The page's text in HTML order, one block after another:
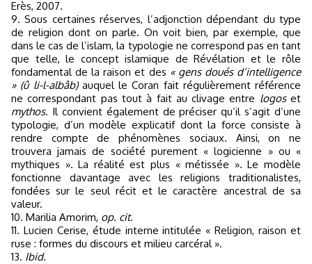
Erès, 2007.
9. Sous certaines réserves, l’adjonction dépendant du type
de religion dont on parle. On voit bien, par exemple, que
dans le cas de l’islam, la typologie ne correspond pas en tant
que telle, le concept islamique de Révélation et le rôle
fondamental de la raison et des « gens doués d’intelligence
» (û li-l-albâb)auquel le Coran fait régulièrement référence
ne correspondant pas tout à fait au clivage entre logoset
mythos. Il convient également de préciser qu’il s’agit d’une
typologie, d’un modèle explicatif dont la force consiste à
rendre compte de phénomènes sociaux. Ainsi, on ne
trouvera jamais de société purement « logicienne » ou «
mythiques ». La réalité est plus « métissée ». Le modèle
fonctionne davantage avec les religions traditionalistes,
fondées sur le seul récit et le caractère ancestral de sa
valeur.
10. Marilia Amorim, op. cit.
11. Lucien Cerise, étude interne intitulée « Religion, raison et
ruse : formes du discours et milieu carcéral ».
13. Ibid.